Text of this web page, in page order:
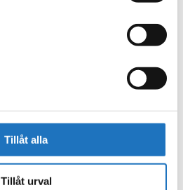
Tillåt alla
Tillåt urval